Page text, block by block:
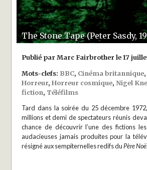
The Stone Tape (Peter Sasdy,
Publié par Marc Fairbrother le 17
Mots-clefs: BBC, Cinéma britannique,
Horreur,Horreur cosmique, Nigel
fiction, Téléfilms
Tard dans la soirée du 25 décembre
millions et demi de spectateurs réunis
chance de découvrir l’une des fictions
audacieuses jamais produites pour la
résigné aux sempiternelles redifs duPère